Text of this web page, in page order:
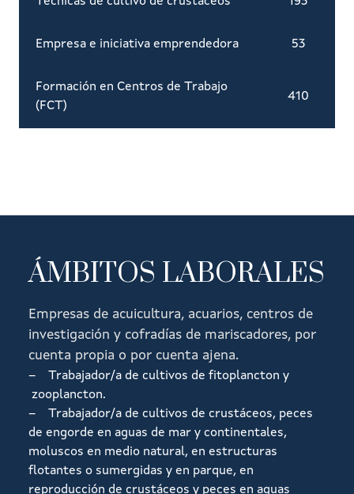
Empresa e iniciativa emprendedora 53
Formación en Centros de Trabajo
(FCT)
410
ÁMBITOS LABORALES
Empresas de acuicultura, acuarios, centros de
investigación y cofradías de mariscadores, por
cuenta propia o por cuenta ajena.
– Trabajador/a de cultivos de fitoplancton y
zooplancton.
– Trabajador/a de cultivos de crustáceos, peces
de engorde en aguas de mar y continentales,
moluscos en medio natural, en estructuras
flotantes o sumergidas y en parque, en
reproducción de crustáceos y peces en aguas